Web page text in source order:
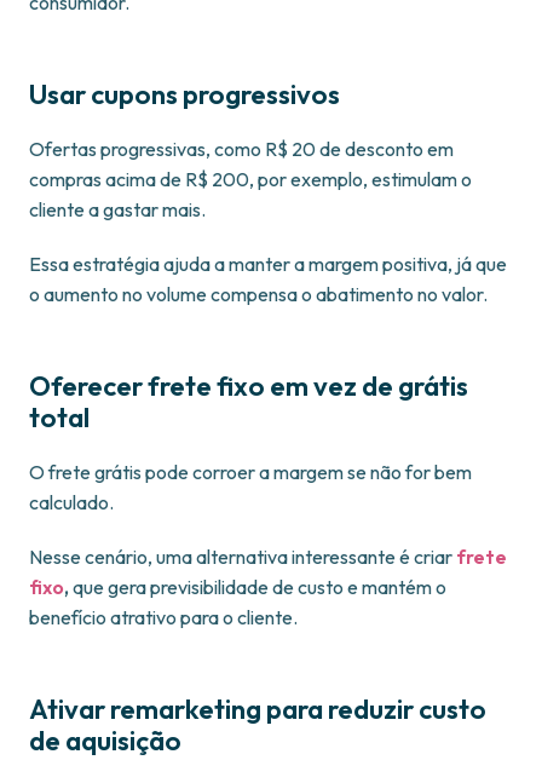
Usar cupons progressivos
Ofertas progressivas, como R$ 20 de desconto em
compras acima de R$ 200, por exemplo, estimulam o
cliente a gastar mais.
Essa estratégia ajuda a manter a margem positiva, já que
o aumento no volume compensa o abatimento no valor.
Oferecer frete fixo em vez de grátis
total
O frete grátis pode corroer a margem se não for bem
calculado.
Nesse cenário, uma alternativa interessante é criar frete
fixo, que gera previsibilidade de custo e mantém o
benefício atrativo para o cliente.
Ativar remarketing para reduzir custo
de aquisição